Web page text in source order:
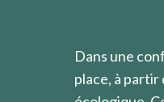
Dans une
place, à partir